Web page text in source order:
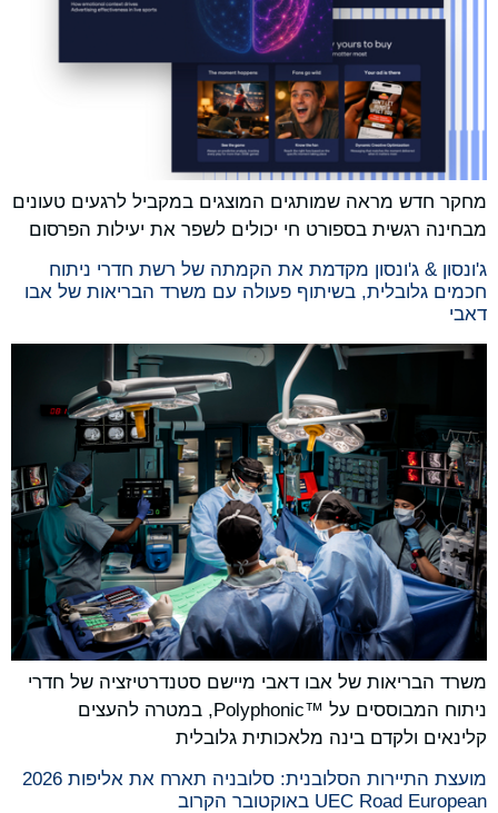
מחקר חדש מראה שמותגים המוצגים במקביל לרגעים טעונים
מבחינה רגשית בספורט חי יכולים לשפר את יעילות הפרסום
ג'ונסון & ג'ונסון מקדמת את הקמתה של רשת חדרי ניתוח
חכמים גלובלית, בשיתוף פעולה עם משרד הבריאות של אבו
דאבי
משרד הבריאות של אבו דאבי מיישם סטנדרטיזציה של חדרי
ניתוח המבוססים על Polyphonic™‎, במטרה להעצים
קלינאים ולקדם בינה מלאכותית גלובלית
מועצת התיירות הסלובנית: סלובניה תארח את אליפות 2026
UEC Road European באוקטובר הקרוב